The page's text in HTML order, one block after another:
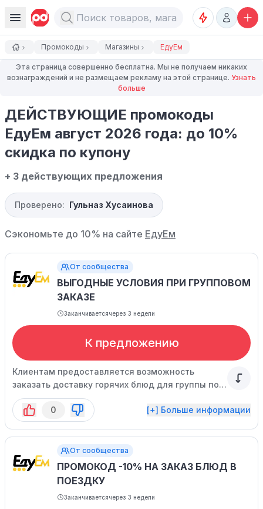
Промокоды Магазины ЕдуЕм
Эта страница совершенно бесплатна. Мы не получаем никаких
вознаграждений и не размещаем рекламу на этой странице. Узнать
больше
ДЕЙСТВУЮЩИЕ промокоды
ЕдуЕм август 2026 года: до 10%
скидка по купону
+ 3 действующих предложения
Проверено: Гульназ Хусаинова
Сэкономьте до 10% на сайте ЕдуЕм
От сообщества
ВЫГОДНЫЕ УСЛОВИЯ ПРИ ГРУППОВОМ
ЗАКАЗЕ
Заканчиваетсячерез 3 недели
К предложению
Клиентам предоставляется возможность
заказать доставку горячих блюд для группы по
выгодным ценам. Более подробные сведения
можно найти в разделе.
0 [+] Больше информации
От сообщества
ПРОМОКОД -10% НА ЗАКАЗ БЛЮД В
ПОЕЗДКУ
Заканчиваетсячерез 3 недели